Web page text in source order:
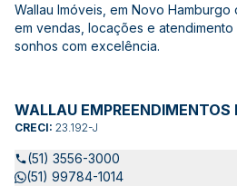
Wallau Imóveis, em Novo Hamburgo
em vendas, locações e
sonhos com excelência.
WALLAU EMPREENDIMENTOS
CRECI: 23.192-J
(51) 3556-3000
(51) 99784-1014